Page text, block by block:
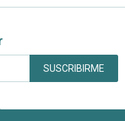
SUSCRIBIRME